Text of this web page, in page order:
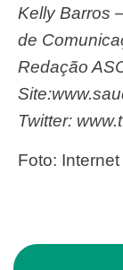
Kelly Barros
de
Redação
Twitter:
Foto: Internet